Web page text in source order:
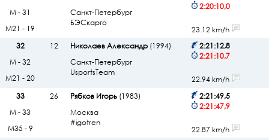
Санкт-Петербург
БЭСкарго
2:20:10,0
М - 31
М21 - 19
23.12 km/h
32
12 Николаев Александр(1994)
Санкт-Петербург
UsportsTeam
2:21:12,8
2:21:10,7
М - 32
М21 - 20
22.94 km/h
33
26 Рябков Игорь(1983)
Москва
#igotren
2:21:49,5
2:21:47,9
М - 33
М35 - 9
22.87 km/h